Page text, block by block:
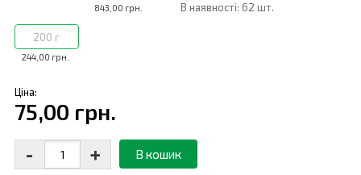
843,00 грн.
244,00 грн.
200 г
В наявності: 62 шт.
Ціна:
75,00 грн.
- + В кошик